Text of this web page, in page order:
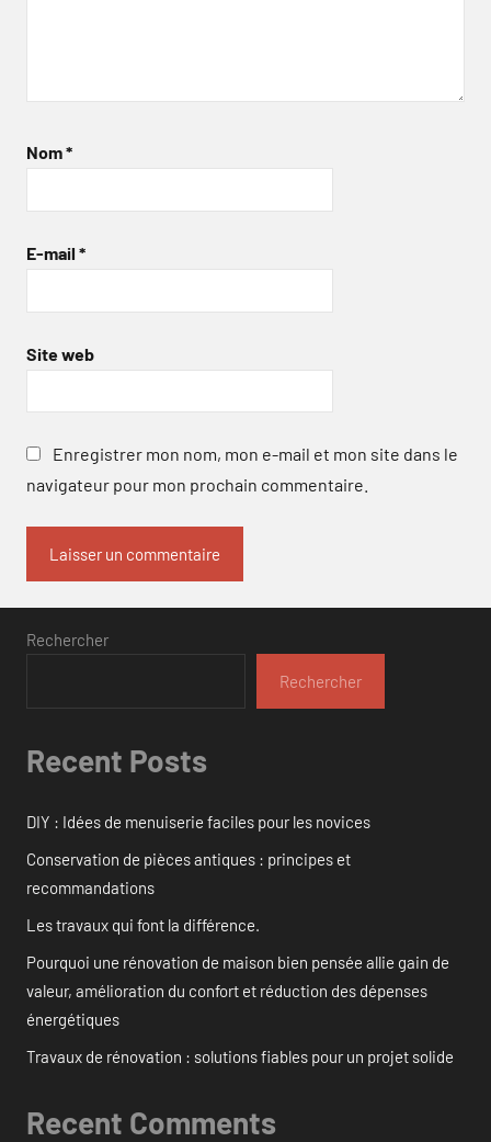
Nom*
E-mail *
Site web
Enregistrer mon nom, mon e-mail et mon site dans le
navigateur pour mon prochain commentaire.
Rechercher
Rechercher
Recent Posts
DIY : Idées de menuiserie faciles pour les novices
Conservation de pièces antiques : principes et
recommandations
Les travaux qui font la différence.
Pourquoi une rénovation de maison bien pensée allie gain de
valeur, amélioration du confort et réduction des dépenses
énergétiques
Travaux de rénovation : solutions fiables pour un projet solide
Recent Comments